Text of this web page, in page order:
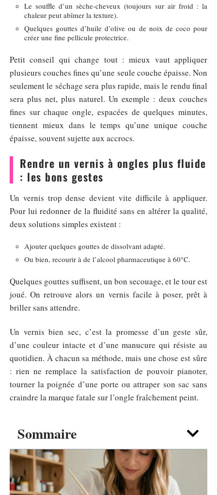
Sommaire
Le souffle d’un sèche-cheveux (toujours sur air froid : la
chaleur peut abîmer la texture).
Quelques gouttes d’huile d’olive ou de noix de coco pour
créer une fine pellicule protectrice.
Petit conseil qui change tout : mieux vaut appliquer
plusieurs couches fines qu’une seule couche épaisse. Non
seulement le séchage sera plus rapide, mais le rendu final
sera plus net, plus naturel. Un exemple : deux couches
fines sur chaque ongle, espacées de quelques minutes,
tiennent mieux dans le temps qu’une unique couche
épaisse, souvent sujette aux accrocs.
Rendre un vernis à ongles plus fluide
: les bons gestes
Un vernis trop dense devient vite difficile à appliquer.
Pour lui redonner de la fluidité sans en altérer la qualité,
deux solutions simples existent :
Ajouter quelques gouttes de dissolvant adapté.
Ou bien, recourir à de l’alcool pharmaceutique à 60°C.
Quelques gouttes suffisent, un bon secouage, et le tour est
joué. On retrouve alors un vernis facile à poser, prêt à
briller sans attendre.
Un vernis bien sec, c’est la promesse d’un geste sûr,
d’une couleur intacte et d’une manucure qui résiste au
quotidien. À chacun sa méthode, mais une chose est sûre
: rien ne remplace la satisfaction de pouvoir pianoter,
tourner la poignée d’une porte ou attraper son sac sans
craindre la marque fatale sur l’ongle fraîchement peint.